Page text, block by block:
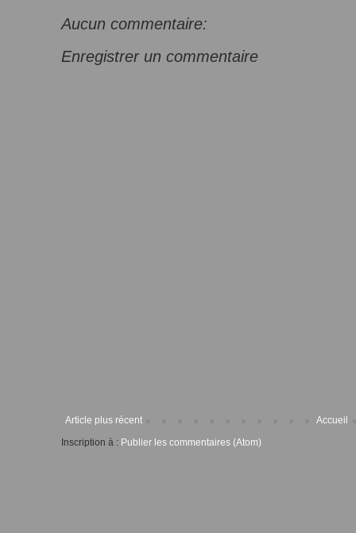
Aucun commentaire:
Enregistrer un commentaire
Article plus récent
Accueil
Inscription à : Publier les commentaires (Atom)